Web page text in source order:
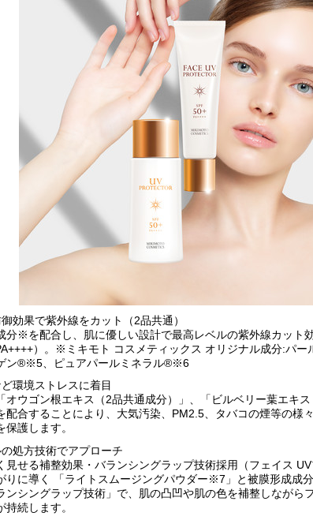
効果で紫外線をカット（2品共通）
分※を配合し、肌に優しい設計で最高レベルの紫外線カット
）。※ミキモト コスメティックス オリジナル成分:パ
ン®※5、ピュアパールミネラル®※6
環境ストレスに着目
オウゴン根エキス（2品共通成分）」、「ビルベリー葉エキ
配合することにより、大気汚染、PM2.5、タバコの煙等の様
護します。
処方技術でアプローチ
せる補整効果・バランシングラップ技術採用（フェイス UV
りに導く 「ライトスムージングパウダー※7」と被膜形成成
ンシングラップ技術」で、肌の凸凹や肌の色を補整しながら
持続します。